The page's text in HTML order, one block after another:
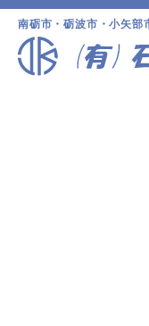
南砺市・砺波市・小矢部